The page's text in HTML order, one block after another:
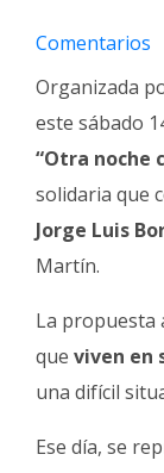
Comentarios
Organizada
este sábado
“Otra noche
solidaria que
Jorge Luis
Martín.
La propuesta
que viven en
una difícil
Ese día, se